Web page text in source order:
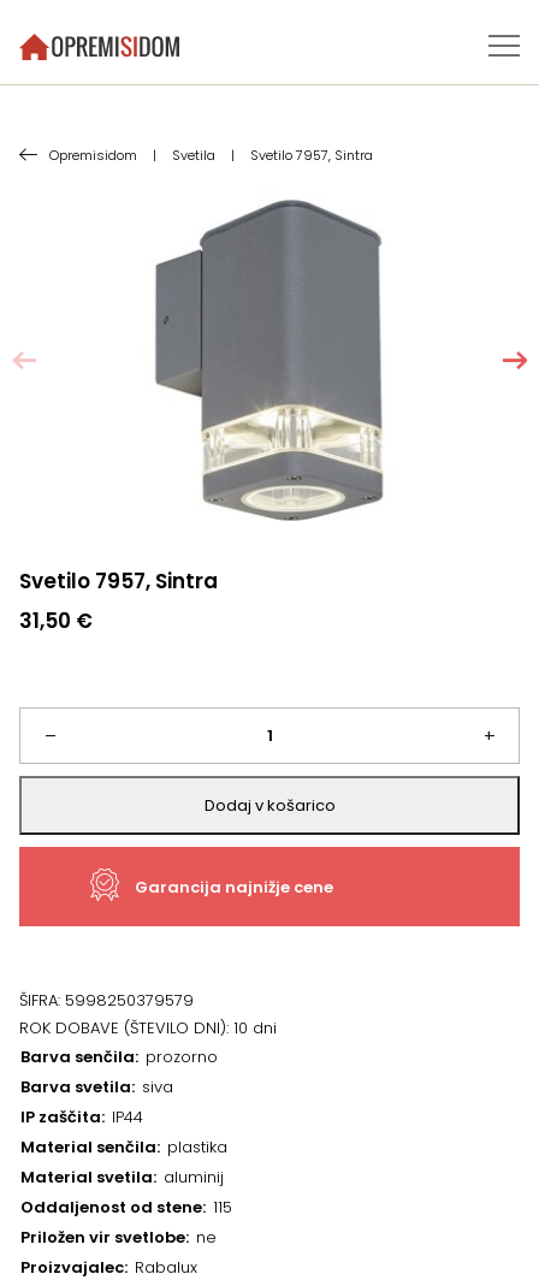
Opremisidom | Svetila | Svetilo 7957, Sintra
Svetilo 7957, Sintra
31,50 €
–
Svetilo
7957,
Sintra
+
Dodaj v košarico
Garancija najnižje cene
ŠIFRA: 5998250379579
ROK DOBAVE (ŠTEVILO DNI): 10 dni
Barva senčila prozorno
Barva svetila siva
IP zaščita IP44
Material senčila plastika
Material svetila aluminij
Oddaljenost od stene 115
Priložen vir svetlobe ne
Proizvajalec Rabalux